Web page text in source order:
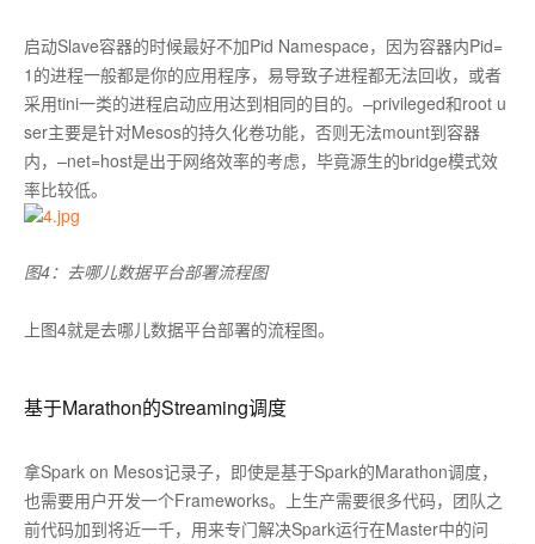
启动Slave容器的时候最好不加Pid Namespace，因为容器内Pid=
1的进程一般都是你的应用程序，易导致子进程都无法回收，或者
采用tini一类的进程启动应用达到相同的目的。–privileged和root u
ser主要是针对Mesos的持久化卷功能，否则无法mount到容器
内，–net=host是出于网络效率的考虑，毕竟源生的bridge模式效
率比较低。
图4：去哪儿数据平台部署流程图
上图4就是去哪儿数据平台部署的流程图。
基于Marathon的Streaming调度
拿Spark on Mesos记录子，即使是基于Spark的Marathon调度，
也需要用户开发一个Frameworks。上生产需要很多代码，团队之
前代码加到将近一千，用来专门解决Spark运行在Master中的问